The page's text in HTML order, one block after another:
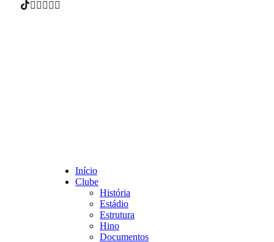
Início
Clube
História
Estádio
Estrutura
Hino
Documentos